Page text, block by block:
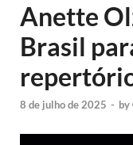
Anette
Brasil
8 de julho de 2025 - by